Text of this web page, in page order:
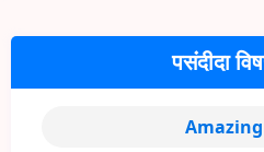
पसंदीदा